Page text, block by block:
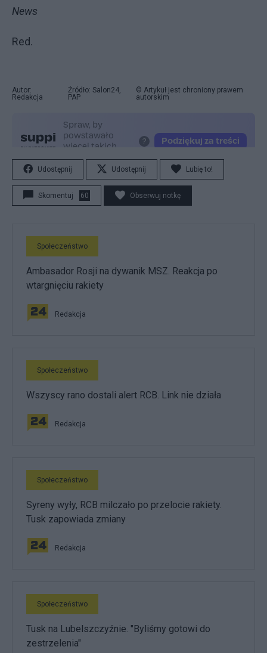
News
Red.
Autor:
Redakcja
Źródło: Salon24,
PAP
© Artykuł jest chroniony prawem
autorskim
Udostępnij Udostępnij Lubię to!
Skomentuj 60 Obserwuj notkę
Społeczeństwo
Ambasador Rosji na dywanik MSZ. Reakcja po
wtargnięciu rakiety
Redakcja
Społeczeństwo
Wszyscy rano dostali alert RCB. Link nie działa
Redakcja
Społeczeństwo
Syreny wyły, RCB milczało po przelocie rakiety.
Tusk zapowiada zmiany
Redakcja
Społeczeństwo
Tusk na Lubelszczyźnie. "Byliśmy gotowi do
zestrzelenia"